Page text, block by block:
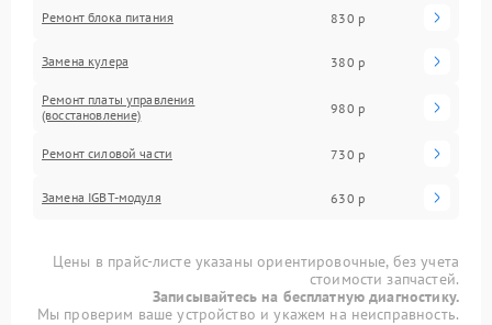
Ремонт блока питания 830 р
Замена кулера 380 р
Ремонт платы управления
(восстановление)
980 р
Ремонт силовой части 730 р
Замена IGBT-модуля 630 р
Цены в прайс-листе указаны ориентировочные, без учета
стоимости запчастей.
Записывайтесь на бесплатную диагностику.
Мы проверим ваше устройство и укажем на неисправность.